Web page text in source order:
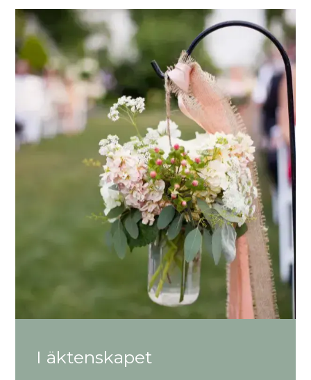
I äktenskapet